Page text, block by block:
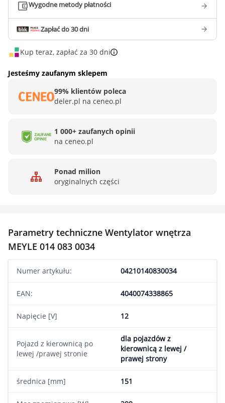
Wygodne metody płatności
Zapłać do 30 dni
Kup teraz, zapłać za 30 dni
Jesteśmy zaufanym sklepem
99% klientów poleca
deler.pl na ceneo.pl
1 000+ zaufanych opinii
na ceneo.pl
Ponad milion
oryginalnych części
Parametry techniczne Wentylator wnętrza
MEYLE 014 083 0034
Numer artykułu: 04210140830034
EAN: 4040074338865
Napięcie [V] 12
Pojazd z kierownicą po
lewej /prawej stronie
dla pojazdów z
kierownicą z lewej /
prawej strony
średnica [mm] 151